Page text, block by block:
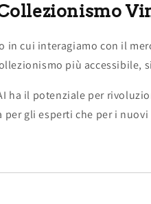
cui interagiamo con il
più accessibile,
ha il potenziale per
gli esperti che per i